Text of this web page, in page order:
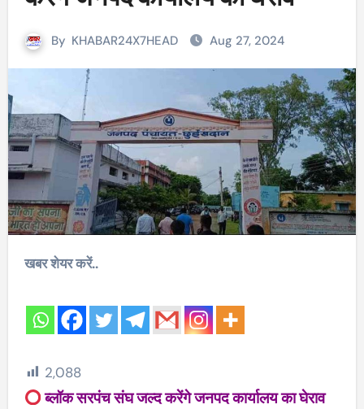
By KHABAR24X7HEAD Aug 27, 2024
खबर शेयर करें..
2,088
ब्लॉक सरपंच संघ जल्द करेंगे जनपद कार्यालय का घेराव